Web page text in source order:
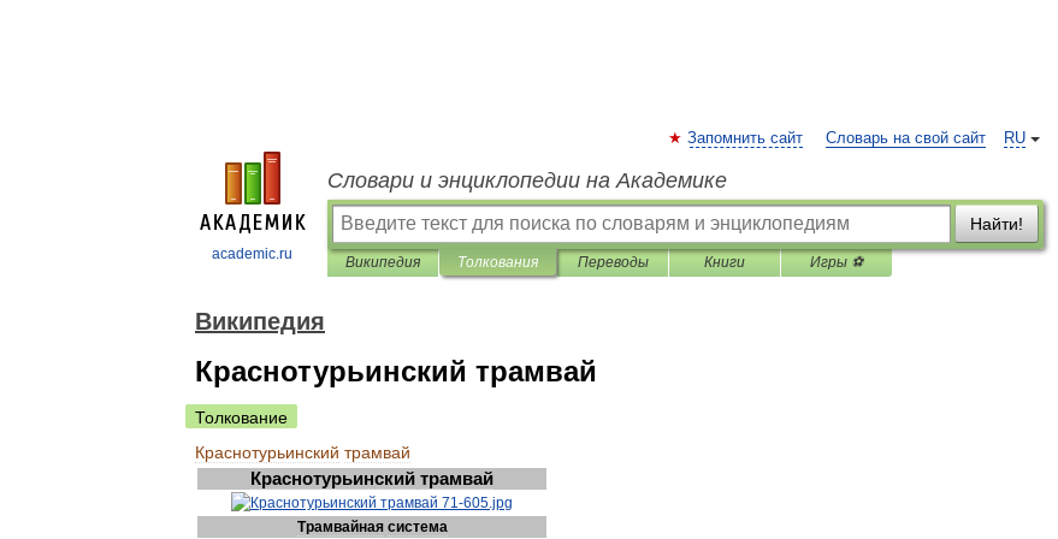
academic.ru
RU
Запомнить сайт Словарь на свой сайт
Словари и энциклопедии на Академике
Найти!
Википедия Толкования Переводы Книги Игры ⚽
Википедия
Краснотурьинский трамвай
Толкование
Краснотурьинский трамвай
Краснотурьинский трамвай
Трамвайная система